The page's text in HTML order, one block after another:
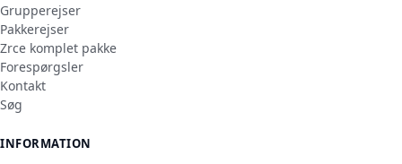
Grupperejser
Pakkerejser
Zrce komplet pakke
Forespørgsler
Kontakt
Søg
INFORMATION